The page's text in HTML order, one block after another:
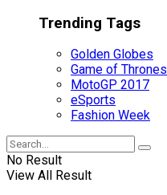
Trending Tags
Golden Globes
Game of Thrones
MotoGP 2017
eSports
Fashion Week
No Result
View All Result